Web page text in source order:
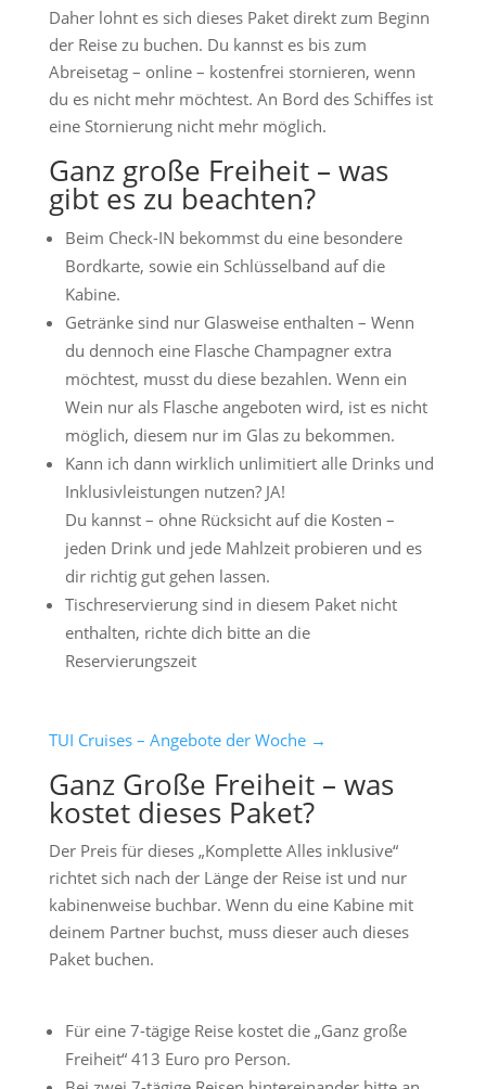
Daher lohnt es sich dieses Paket direkt zum Beginn
der Reise zu buchen. Du kannst es bis zum
Abreisetag – online – kostenfrei stornieren, wenn
du es nicht mehr möchtest. An Bord des Schiffes ist
eine Stornierung nicht mehr möglich.
Ganz große Freiheit – was
gibt es zu beachten?
Beim Check-IN bekommst du eine besondere
Bordkarte, sowie ein Schlüsselband auf die
Kabine.
Getränke sind nur Glasweise enthalten – Wenn
du dennoch eine Flasche Champagner extra
möchtest, musst du diese bezahlen. Wenn ein
Wein nur als Flasche angeboten wird, ist es nicht
möglich, diesem nur im Glas zu bekommen.
Kann ich dann wirklich unlimitiert alle Drinks und
Inklusivleistungen nutzen? JA!
Du kannst – ohne Rücksicht auf die Kosten –
jeden Drink und jede Mahlzeit probieren und es
dir richtig gut gehen lassen.
Tischreservierung sind in diesem Paket nicht
enthalten, richte dich bitte an die
Reservierungszeit
TUI Cruises – Angebote der Woche →
Ganz Große Freiheit – was
kostet dieses Paket?
Der Preis für dieses „Komplette Alles inklusive“
richtet sich nach der Länge der Reise ist und nur
kabinenweise buchbar. Wenn du eine Kabine mit
deinem Partner buchst, muss dieser auch dieses
Paket buchen.
Für eine 7-tägige Reise kostet die „Ganz große
Freiheit“ 413 Euro pro Person.